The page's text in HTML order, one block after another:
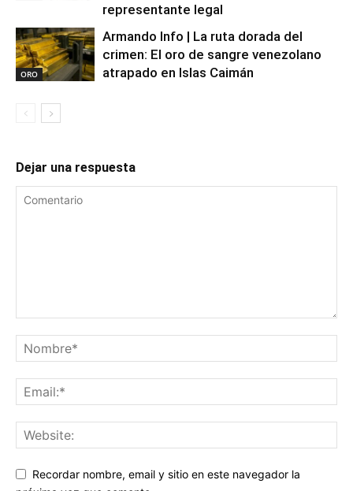
representante legal
ORO
Armando Info | La ruta dorada del
crimen: El oro de sangre venezolano
atrapado en Islas Caimán
Dejar una respuesta
Recordar nombre, email y sitio en este navegador la